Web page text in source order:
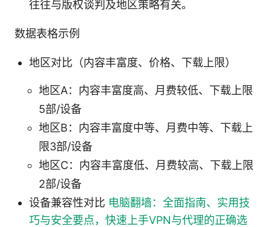
往往与版权谈判及地区策略有关。
数据表格示例
地区对比（内容丰富度、价格、下载上限）
地区A：内容丰富度高、月费较低、下载上限
5部/设备
地区B：内容丰富度中等、月费中等、下载上
限3部/设备
地区C：内容丰富度低、月费较高、下载上限
2部/设备
设备兼容性对比 电脑翻墙：全面指南、实用技
巧与安全要点，快速上手VPN与代理的正确选